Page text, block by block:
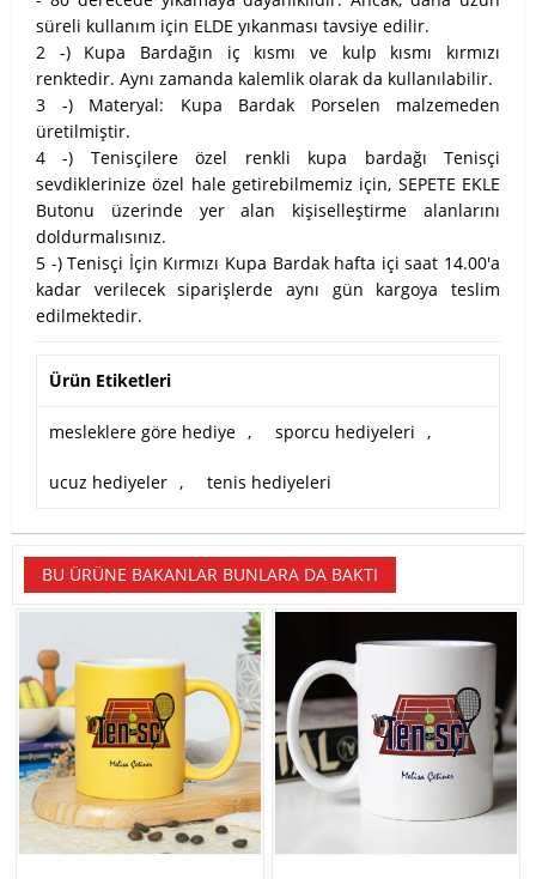
süreli kullanım için ELDE yıkanması tavsiye edilir.
2 -) Kupa Bardağın iç kısmı ve kulp kısmı kırmızı
renktedir. Aynı zamanda kalemlik olarak da kullanılabilir.
3 -) Materyal: Kupa Bardak Porselen malzemeden
üretilmiştir.
4 -) Tenisçilere özel renkli kupa bardağı Tenisçi
sevdiklerinize özel hale getirebilmemiz için, SEPETE EKLE
Butonu üzerinde yer alan kişiselleştirme alanlarını
doldurmalısınız.
5 -) Tenisçi İçin Kırmızı Kupa Bardak hafta içi saat 14.00'a
kadar verilecek siparişlerde aynı gün kargoya teslim
edilmektedir.
Ürün Etiketleri
mesleklere göre hediye , sporcu hediyeleri ,
ucuz hediyeler , tenis hediyeleri
BU ÜRÜNE BAKANLAR BUNLARA DA BAKTI